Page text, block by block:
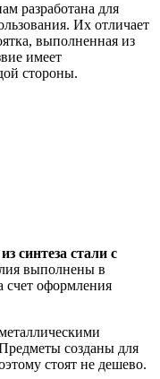
разработана для
Их отличает
выполненная из
имеет
стороны.
синтеза стали с
выполнены в
счет оформления
созданы для
стоят не дешево.